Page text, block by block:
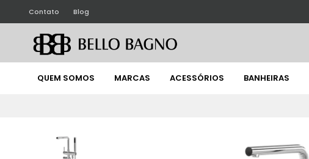
Contato Blog
QUEM SOMOS MARCAS ACESSÓRIOS BANHEIRAS